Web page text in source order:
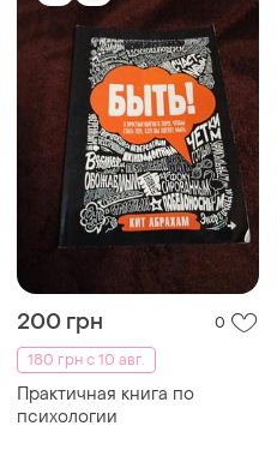
200 грн
0
180 грн с 10 авг.
Практичная книга по
психологии